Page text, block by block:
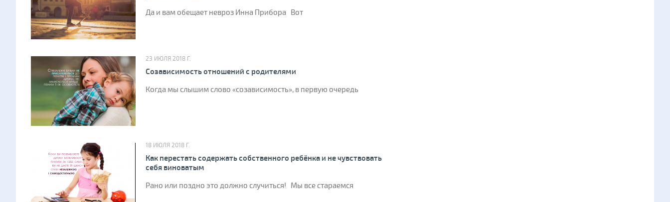
Да и вам обещает невроз Инна Прибора Вот
23 ИЮЛЯ 2018 Г.
Созависимость отношений с родителями
Когда мы слышим слово «созависимость», в первую очередь
18 ИЮЛЯ 2018 Г.
Как перестать содержать собственного ребёнка и не чувствовать
себя виноватым
Рано или поздно это должно случиться! Мы все стараемся